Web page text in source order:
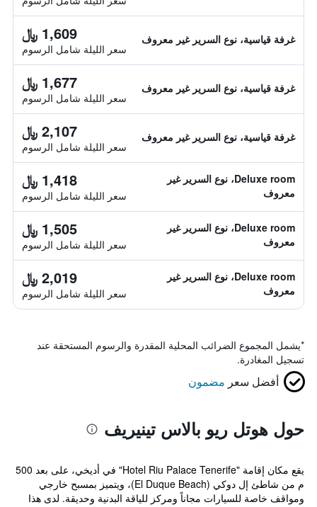
غرفة قياسية، نوع السرير غير معروف 1,609 ﷼
سعر الليلة شامل الرسوم
غرفة قياسية، نوع السرير غير معروف 1,677 ﷼
سعر الليلة شامل الرسوم
غرفة قياسية، نوع السرير غير معروف 2,107 ﷼
سعر الليلة شامل الرسوم
Deluxe room، نوع السرير غير
معروف
1,418 ﷼
سعر الليلة شامل الرسوم
Deluxe room، نوع السرير غير
معروف
1,505 ﷼
سعر الليلة شامل الرسوم
Deluxe room، نوع السرير غير
معروف
2,019 ﷼
سعر الليلة شامل الرسوم
*يشمل المجموع الضرائب المحلية المقدرة والرسوم المستحقة عند
تسجيل المغادرة.
أفضل سعر مضمون
حول هوتل ريو بالاس تينيريف
يقع مكان إقامة "Hotel Riu Palace Tenerife" في أديخي، على بعد 500
م من شاطئ إل دوكي (El Duque Beach)، ويتميز بمسبح خارجي
ومواقف خاصة للسيارات مجاناً ومركز للياقة البدنية وحديقة. لدى هذا